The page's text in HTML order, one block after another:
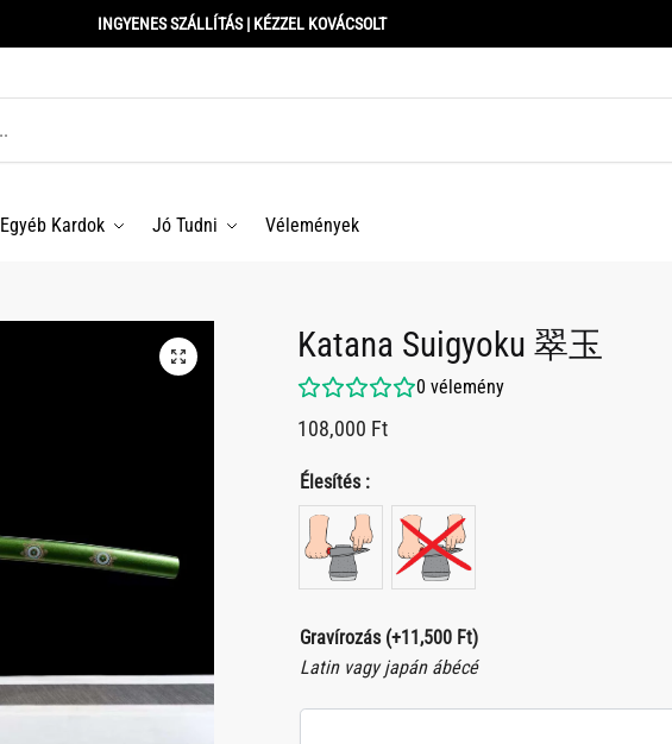
INGYENES SZÁLLÍTÁS | KÉZZEL KOVÁCSOLT
Egyéb Kardok Jó Tudni Vélemények
Katana Suigyoku 翠玉
0 vélemény
108,000 Ft
Élesítés :
Gravírozás (+11,500 Ft)
Latin vagy japán ábécé